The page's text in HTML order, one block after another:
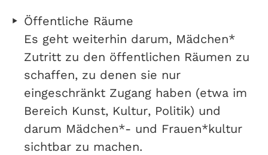
Öffentliche Räume
Es geht weiterhin darum, Mädchen*
Zutritt zu den öffentlichen Räumen zu
schaffen, zu denen sie nur
eingeschränkt Zugang haben (etwa im
Bereich Kunst, Kultur, Politik) und
darum Mädchen*- und Frauen*kultur
sichtbar zu machen.